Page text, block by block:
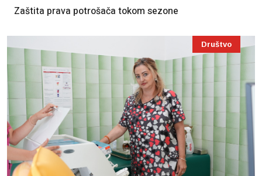
Zaštita prava potrošača tokom sezone
Društvo